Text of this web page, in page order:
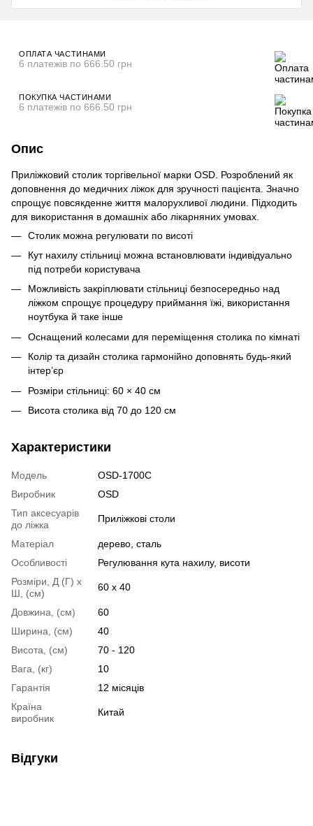
ОПЛАТА ЧАСТИНАМИ
6 платежів по 666.50 грн
ПОКУПКА ЧАСТИНАМИ
6 платежів по 666.50 грн
Опис
Приліжковий столик торгівельної марки OSD. Розроблений як
доповнення до медичних ліжок для зручності пацієнта. Значно
спрощує повсякденне життя малорухливої людини. Підходить
для використання в домашніх або лікарняних умовах.
Столик можна регулювати по висоті
Кут нахилу стільниці можна встановлювати індивідуально
під потреби користувача
Можливість закріплювати стільниці безпосередньо над
ліжком спрощує процедуру приймання їжі, використання
ноутбука й таке інше
Оснащений колесами для переміщення столика по кімнаті
Колір та дизайн столика гармонійно доповнять будь-який
інтер’єр
Розміри стільниці: 60 × 40 см
Висота столика від 70 до 120 см
Характеристики
Модель
OSD-1700C
Виробник
OSD
Тип аксесуарів
до ліжка
Приліжкові столи
Матеріал дерево сталь
Особливості
Регулювання кута нахилу, висоти
Розміри, Д (Г) х
Ш, (см)
60 х 40
Довжина, (см)
60
Ширина, (см)
40
Висота, (см)
70 - 120
Вага, (кг)
10
Гарантія
12 місяців
Країна
виробник
Китай
Відгуки